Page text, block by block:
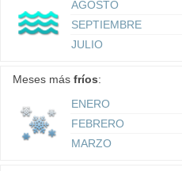
AGOSTO
SEPTIEMBRE
JULIO
Meses más fríos:
ENERO
FEBRERO
MARZO